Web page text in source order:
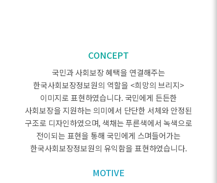
CONCEPT
국민과 사회보장 혜택을 연결해주는
한국사회보장정보원의 역할을 <희망의 브리지>
이미지로 표현하였습니다. 국민에게 든든한
사회보장을 지원하는 의미에서 단단한 서체와 안정된
구조로 디자인하였으며, 색채는 푸른색에서 녹색으로
전이되는 표현을 통해 국민에게 스며들어가는
한국사회보장정보원의 유익함을 표현하였습니다.
MOTIVE